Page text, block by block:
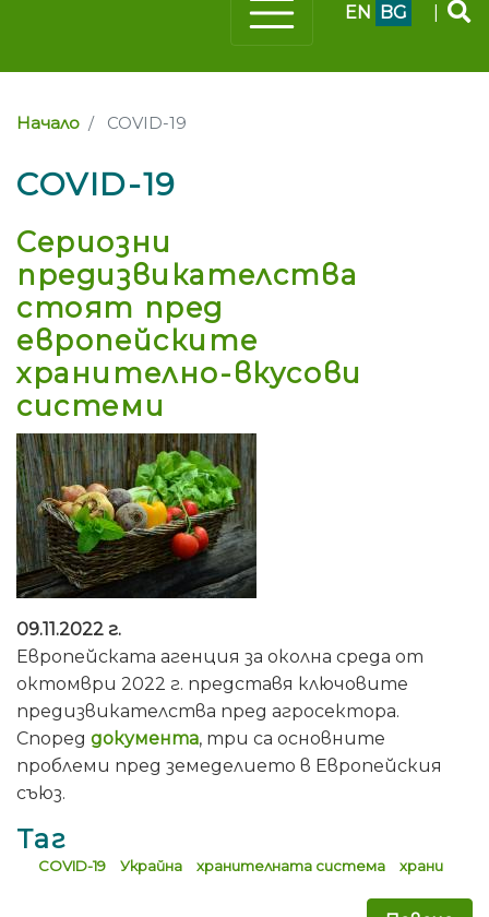
EN BG
Начало COVID-19
COVID-19
Сериозни
предизвикателства
стоят пред
европейските
хранително-вкусови
системи
09.11.2022 г.
Европейската агенция за околна среда от
октомври 2022 г. представя ключовите
предизвикателства пред агросектора.
Според документа, три са основните
проблеми пред земеделието в Европейския
съюз.
Таг
COVID-19 Украйна хранителната система храни